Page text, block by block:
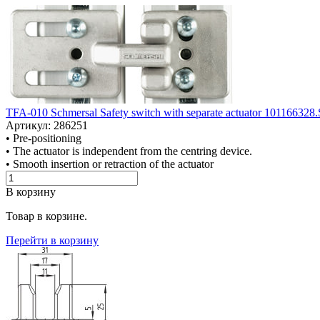
TFA-010 Schmersal Safety switch with separate actuator
Артикул: 286251
• Pre-positioning
• The actuator is independent from the centring device.
• Smooth insertion or retraction of the actuator
В корзину
Товар в корзине.
Перейти в корзину